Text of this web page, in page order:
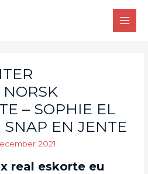
– SOPHIE EL
EN JENTE
2021
real eskorte eu